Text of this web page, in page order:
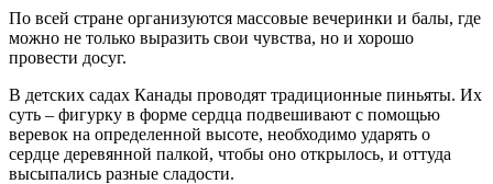
По всей стране организуются массовые вечеринки и балы, где
можно не только выразить свои чувства, но и хорошо
провести досуг.
В детских садах Канады проводят традиционные пиньяты. Их
суть – фигурку в форме сердца подвешивают с помощью
веревок на определенной высоте, необходимо ударять о
сердце деревянной палкой, чтобы оно открылось, и оттуда
высыпались разные сладости.